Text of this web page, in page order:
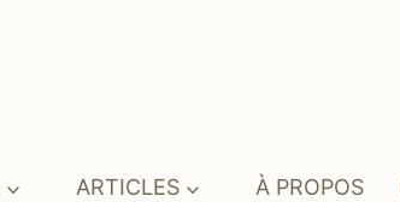
ARTICLES À PROPOS